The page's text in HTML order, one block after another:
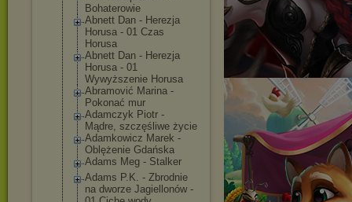
Bohaterowie
Abnett Dan - Herezja
Horusa - 01 Czas
Horusa
Abnett Dan - Herezja
Horusa - 01
Wywyższenie Horusa
Abramović Marina -
Pokonać mur
Adamczyk Piotr -
Mądre, szczęśliwe życie
Adamkowicz Marek -
Oblężenie Gdańska
Adams Meg - Stalker
Adams P.K. - Zbrodnie
na dworze Jagiellonów -